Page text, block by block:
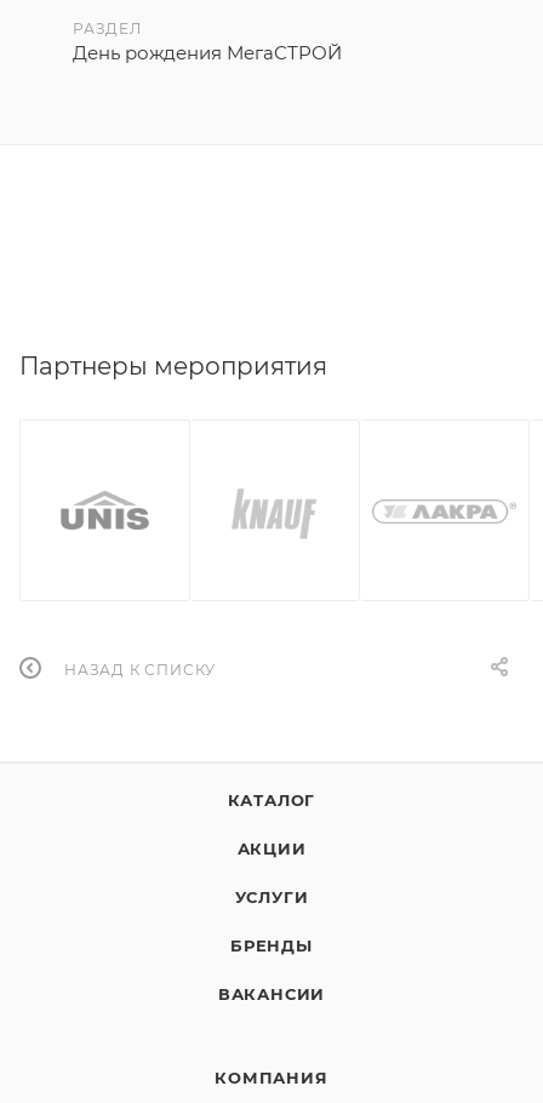
РАЗДЕЛ
День рождения МегаСТРОЙ
Партнеры мероприятия
НАЗАД К СПИСКУ
КАТАЛОГ
АКЦИИ
УСЛУГИ
БРЕНДЫ
ВАКАНСИИ
КОМПАНИЯ